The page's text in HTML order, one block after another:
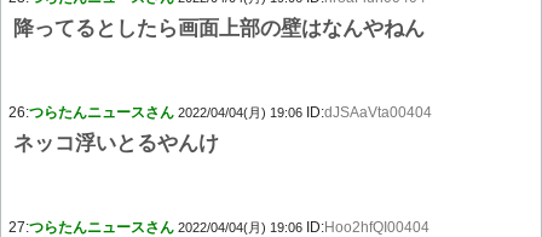
降ってるとしたら画面上部の壁はなんやねん
26:つらたんニュースさん 2022/04/04(月) 19:06 ID:dJSAaVta00404
ネッコ浮いとるやんけ
27:つらたんニュースさん 2022/04/04(月) 19:06 ID:Hoo2hfQI00404